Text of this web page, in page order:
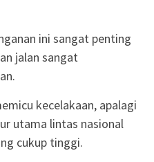
ini sangat penting
jalan sangat
kecelakaan, apalagi
utama lintas nasional
cukup tinggi.